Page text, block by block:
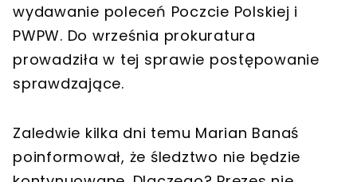
wydawanie poleceń Poczcie Polskiej i
PWPW. Do września prokuratura
prowadziła w tej sprawie postępowanie
sprawdzające.
Zaledwie kilka dni temu Marian Banaś
poinformował, że śledztwo nie będzie